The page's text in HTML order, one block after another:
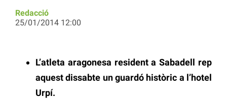
Redacció
25/01/2014 12:00
L’atleta aragonesa resident a Sabadell rep
aquest dissabte un guardó històric a l’hotel
Urpí.